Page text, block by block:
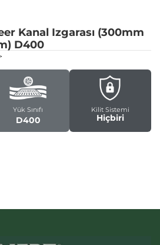
Kanal Izgarası (300mm
D400
Yük Sınıfı
D400
Kilit Sistemi
Hiçbiri